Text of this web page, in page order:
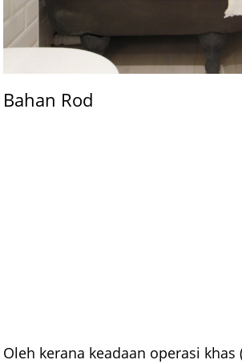
Bahan Rod
Oleh kerana keadaan operasi khas